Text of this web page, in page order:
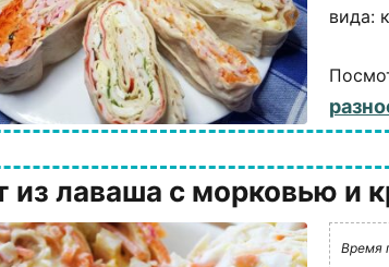
вида:
из лаваша с морковью и
Время